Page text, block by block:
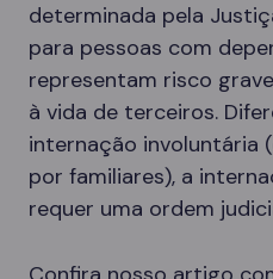
determinada pela
para pessoas com
representam risco
à vida de terceiros.
internação involuntária
por familiares), a
requer uma ordem